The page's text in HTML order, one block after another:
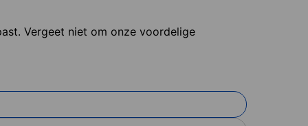
Vergeet niet om onze voordelige